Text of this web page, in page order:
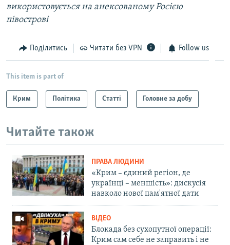
використовується на анексованому Росією
півострові
Поділитись Читати без VPN Follow us
This item is part of
Крим Політика Статті Головне за добу
Читайте також
ПРАВА ЛЮДИНИ
«Крим – єдиний регіон, де
українці – меншість»: дискусія
навколо нової пам'ятної дати
ВІДЕО
Блокада без сухопутної операції:
Крим сам себе не заправить і не